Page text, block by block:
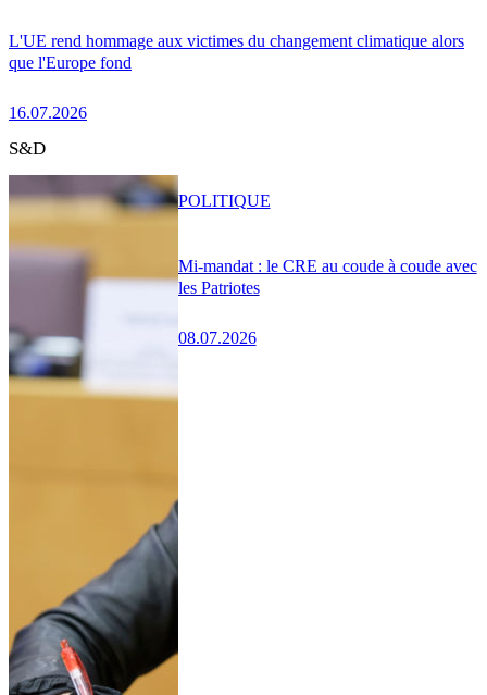
L'UE rend hommage aux victimes du changement climatique alors
que l'Europe fond
16.07.2026
S&D
Mi-mandat : le CRE au coude à coude avec
les Patriotes
08.07.2026
POLITIQUE